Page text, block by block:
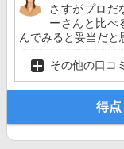
さすがプロだ
ーさんと比べ
んでみると妥当だと
その他の口コ
得